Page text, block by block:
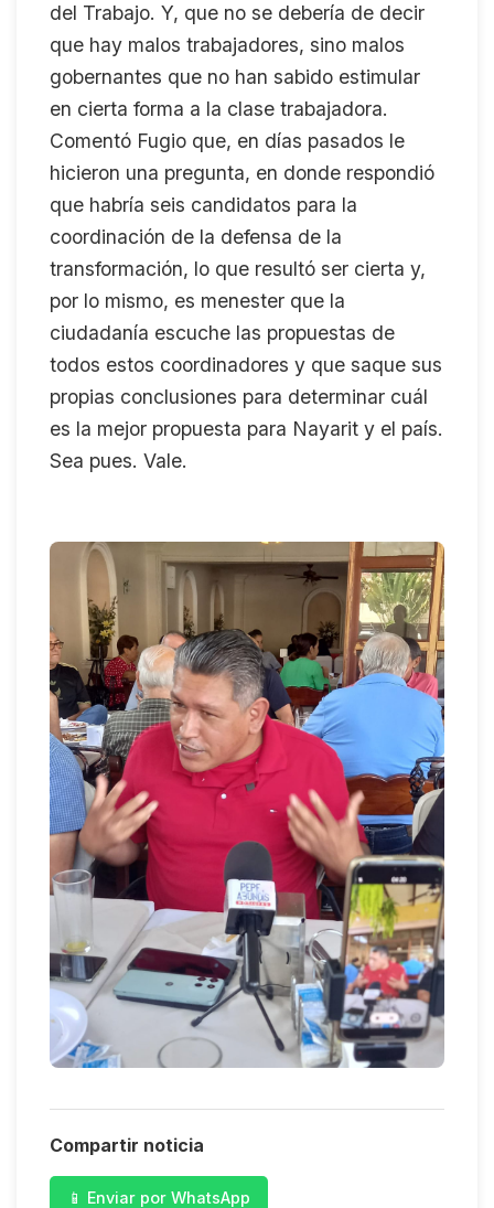
del Trabajo. Y, que no se debería de decir
que hay malos trabajadores, sino malos
gobernantes que no han sabido estimular
en cierta forma a la clase trabajadora.
Comentó Fugio que, en días pasados le
hicieron una pregunta, en donde respondió
que habría seis candidatos para la
coordinación de la defensa de la
transformación, lo que resultó ser cierta y,
por lo mismo, es menester que la
ciudadanía escuche las propuestas de
todos estos coordinadores y que saque sus
propias conclusiones para determinar cuál
es la mejor propuesta para Nayarit y el país.
Sea pues. Vale.
Compartir noticia
📱 Enviar por WhatsApp